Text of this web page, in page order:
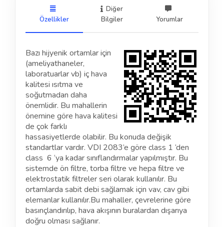
Özellikler
Diğer
Bilgiler
Yorumlar
Bazı hijyenik ortamlar için
(ameliyathaneler,
laboratuarlar vb) iç hava
kalitesi ısıtma ve
soğutmadan daha
önemlidir. Bu mahallerin
önemine göre hava kalitesi
de çok farklı
hassasiyetlerde olabilir. Bu konuda değişik
standartlar vardır. VDI 2083’e göre class 1 ‘den
class 6 ‘ya kadar sınıflandırmalar yapılmıştır. Bu
sistemde ön filtre, torba filtre ve hepa filtre ve
elektrostatik filtreler seri olarak kullanılır. Bu
ortamlarda sabit debi sağlamak için vav, cav gibi
elemanlar kullanılır.Bu mahaller, çevrelerine göre
basınçlandırılıp, hava akışının buralardan dışarıya
doğru olması sağlanır.